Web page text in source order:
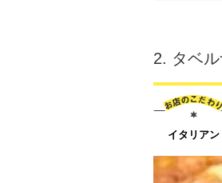
2. タベ
イタリアン